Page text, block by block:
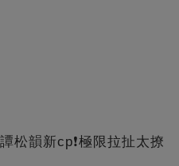
松韻新cp❗️極限拉扯太撩